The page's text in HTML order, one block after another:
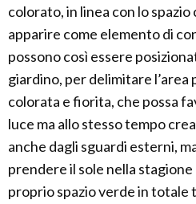
colorato, in linea con lo
apparire come elemento di
possono così essere
giardino, per delimitare
colorata e fiorita, che possa
luce ma allo stesso tempo
anche dagli sguardi esterni,
prendere il sole nella
proprio spazio verde in totale